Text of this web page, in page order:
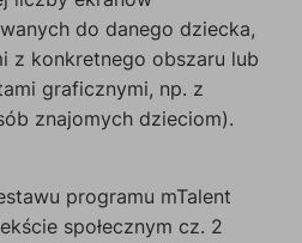
do danego dziecka,
z konkretnego obszaru lub
graficznymi, np. z
znajomych dzieciom).
programu mTalent
społecznym cz. 2